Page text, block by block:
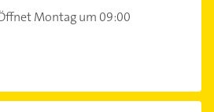
Montag um 09:00